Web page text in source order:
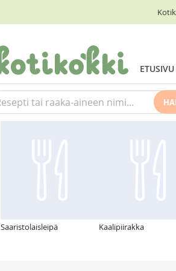
ETUSIVU
Suosittelemme myös
Saaristolaisleipä Kaalipiirakka